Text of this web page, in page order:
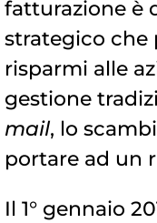
fatturazione è
strategico che
risparmi alle
gestione
mail, lo
portare ad un
Il 1° gennaio